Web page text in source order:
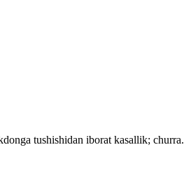
tushishidan iborat kasallik; churra.